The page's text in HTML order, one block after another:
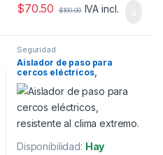
$70.50 $100.00 IVA incl.
Seguridad
Aislador de paso para
cercos eléctricos,
resistente al clima extremo.
Disponibilidad: Hay